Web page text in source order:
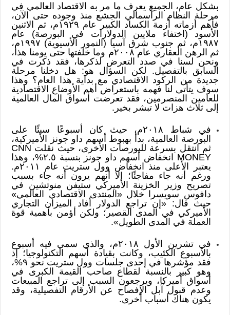
بشكل عام، الجميع يعرف ما مر به الاقتصاد العالمي في
مرحلة النظام الرأسمالي الجشع منذ وجوده حتى الآن،
فأهم أزماته أزمة الكساد الكبير عام ١٩٢٩م، ثم الاثنين
الأسود (اختفاء ملايين الدولارات في البورصة) عام
١٩٨٧م، ثم جنوب شرق آسيا (النمور الأسيوية) ١٩٩٧م،
ثم الرهن العقاري عام ٢٠٠٨م وما خلفتها حتى يومنا هذا،
ونحن لسنا في صدد التعرض لذكرها، فقد ذكرت في
السابق بالتفصيل. لكن السؤال هو: هل دخلنا مرحلة
جديدة من الركود الاقتصادي مع بداية هذا العام؟ وهذا
سوف يتأتى لنا فهمه باستعراض أهم الأوضاع الاقتصادية
للعامين المنصرمين، فقد تعرضت أسواق المال العالمية
إلى ثلاث هزات لا تبشر بخير.
في شباط ٢٠١٨م، حيث كان أسبوعًا سيئًا على
البورصة العالمية، بدأ بهبوط أسهم داو جونز الأميركية،
ثم انتقل بسرعة للبورصات الأخرى، حيث نقلت CNN
MONEY انخفاض أسهم داو جونز بنسبة ٢.٥%، وهذا
يعتبر الأعلى منذ انخفاض وول ستريت عام ٢٠١١م.
ورغم أنه جاء مفاجئًا؛ إلا أنهم يرون أنه جاء بسبب
تصريح وزير الخزينة الأميركي ستيفن منوتشين في
دافوس سويسرا خلال «المنتدى الاقتصادي العالمي»
حيث قال: «إن تراجع الدولار أفاد الميزان التجاري
الأميركي في المدى القصير؛ ولكن أؤمن بأهمية قوة
العملة في المدى الطويل».
في تشرين الأول ٢٠١٨م، والذي سمي فيه أسبوع
بالأسبوع الكئيب، وكانت بقيادة أسهم التكنولوجيا؛ إذ
فقد مؤشرها في إحدى جلسات وول ستريت نحو ٩%،
وهو كبير بالنسبة لقطاع صاحب القيمة الكبرى في
أسواق أميركا، ويرجعون السبب إلى تراجع المبيعات
وعدم قبول آبل الإفصاح عن الأرقام التفصيلية، وقد
يكون هناك أسباب أخرى.